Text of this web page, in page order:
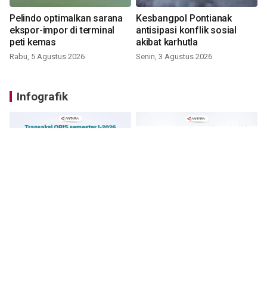
Pelindo optimalkan sarana
ekspor-impor di terminal
peti kemas
Rabu, 5 Agustus 2026
Kesbangpol Pontianak
antisipasi konflik sosial
akibat karhutla
Senin, 3 Agustus 2026
Infografik